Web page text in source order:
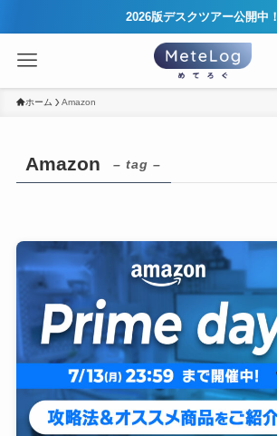
2026版デスクツアー公開中！
ホーム Amazon
Amazon – tag –